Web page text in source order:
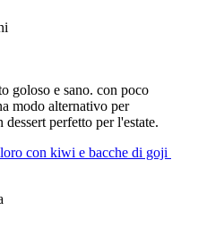
goloso e sano. con poco
modo alternativo per
dessert perfetto per l'estate.
con kiwi e bacche di goji